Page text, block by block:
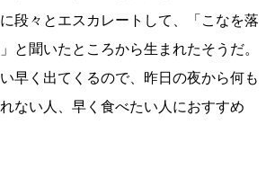
段々とエスカレートして、「こなを落
と聞いたところから生まれたそうだ。
早く出てくるので、昨日の夜から何も
ない人、早く食べたい人におすすめ